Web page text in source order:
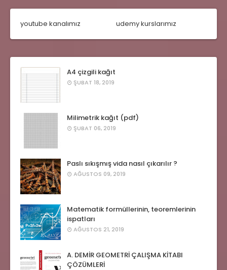
youtube kanalımız udemy kurslarımız
A4 çizgili kağıt
ŞUBAT 18, 2019
Milimetrik kağıt (pdf)
ŞUBAT 06, 2019
Paslı sıkışmış vida nasıl çıkarılır ?
AĞUSTOS 09, 2019
Matematik formüllerinin, teoremlerinin
ispatları
AĞUSTOS 21, 2019
A. DEMİR GEOMETRİ ÇALIŞMA KİTABI
ÇÖZÜMLERİ